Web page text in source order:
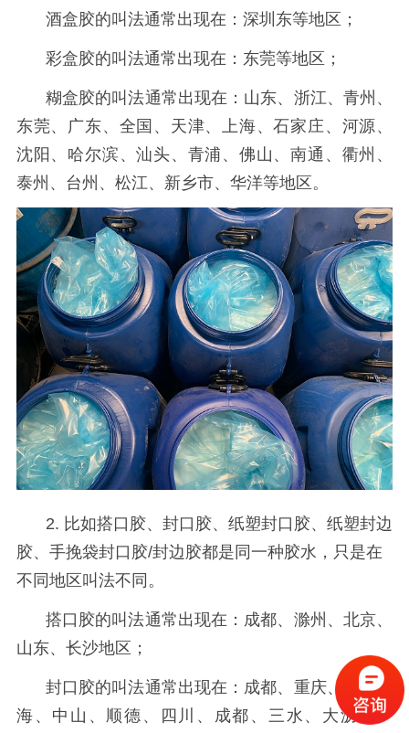
酒盒胶的叫法通常出现在：深圳东等地区；
彩盒胶的叫法通常出现在：东莞等地区；
糊盒胶的叫法通常出现在：山东、浙江、青州、
东莞、广东、全国、天津、上海、石家庄、河源、
沈阳、哈尔滨、汕头、青浦、佛山、南通、衢州、
泰州、台州、松江、新乡市、华洋等地区。
2. 比如搭口胶、封口胶、纸塑封口胶、纸塑封边
胶、手挽袋封口胶/封边胶都是同一种胶水，只是在
不同地区叫法不同。
搭口胶的叫法通常出现在：成都、滁州、北京、
山东、长沙地区；
封口胶的叫法通常出现在：成都、重庆、佛山南
海、中山、顺德、四川、成都、三水、大沥、广